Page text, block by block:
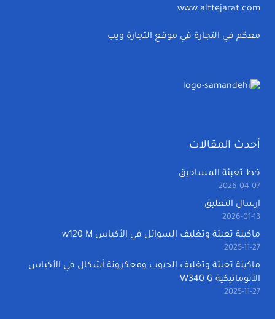
www.alttejarat.com
معكم في التجارة في موقع التجارة ويب
أحدث المقالات
خط تعبئة المساحيق
2026-04-07
ارسال التعليق
2026-01-13
ماكينة تعبئة وتغليف السوائل في الأكياس w120 M
2025-11-27
ماكينة تعبئة وتغليف الحبوب ومعكرونة أشكال في الأكياس
الأتوماتيكية W340 G
2025-11-27